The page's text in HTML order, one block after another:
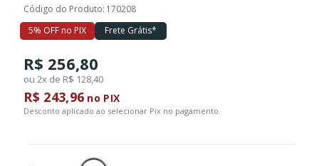
Marcas
Código do Produto: 170208
5% OFF no PIX
Frete Grátis*
R$ 256,80
ou 2x de R$ 128,40
R$ 243,96 no PIX
Desconto aplicado ao selecionar Pix no pagamento.